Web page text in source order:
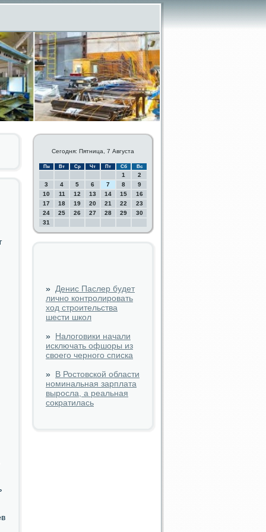
Сегодня: Пятница, 7 Августа
Пн Вт Ср Чт Пт Сб Вс
1
2
3
4 5 6 7 8
9
10
11 12 13 14 15
16
17
18 19 20 21 22
23
24
25 26 27 28 29
30
31
» Денис Паслер будет
лично контролировать
ход строительства
шести школ
» Налоговики начали
исключать офшоры из
своего черного списка
» В Ростовской области
номинальная зарплата
выросла, а реальная
сократилась